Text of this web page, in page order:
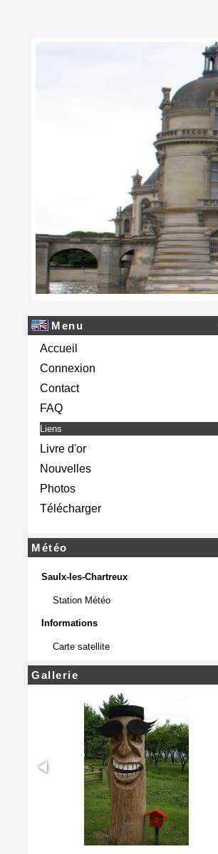
Menu
Accueil
Connexion
Contact
FAQ
Liens
Livre d'or
Nouvelles
Photos
Télécharger
Météo
Saulx-les-Chartreux
Station Météo
Informations
Carte satellite
Gallerie